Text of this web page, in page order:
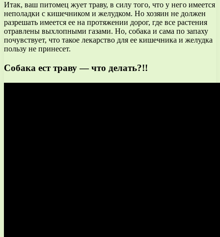
Итак, ваш питомец жует траву, в силу того, что у него имеется
неполадки с кишечником и желудком. Но хозяин не должен
разрешать имеется ее на протяжении дорог, где все растения
отравлены выхлопными газами. Но, собака и сама по запаху
почувствует, что такое лекарство для ее кишечника и желудка
пользу не принесет.
Собака ест траву — что делать?!!